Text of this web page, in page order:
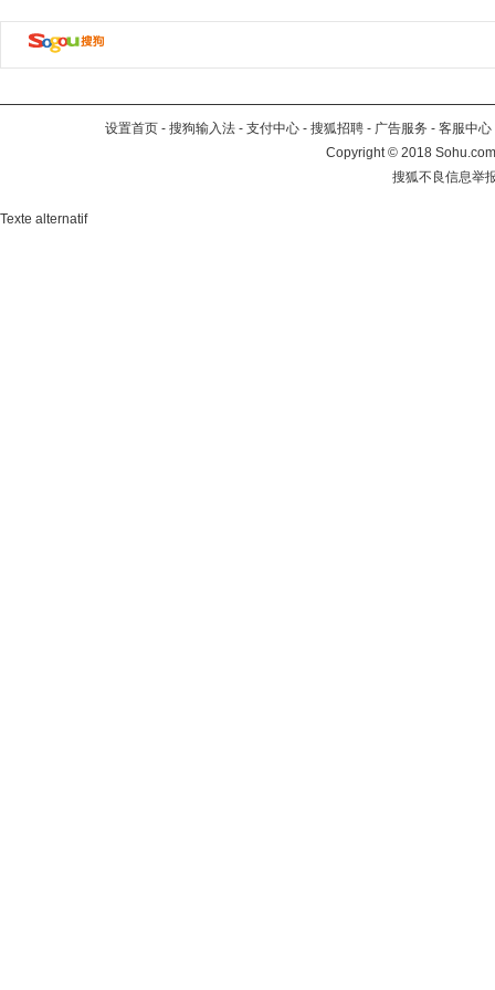
设置首页 - 搜狗输入法 - 支付中心 - 搜狐招聘 - 广告服务 - 客服中心
Copyright©2018
搜狐不良信息举
Texte alternatif